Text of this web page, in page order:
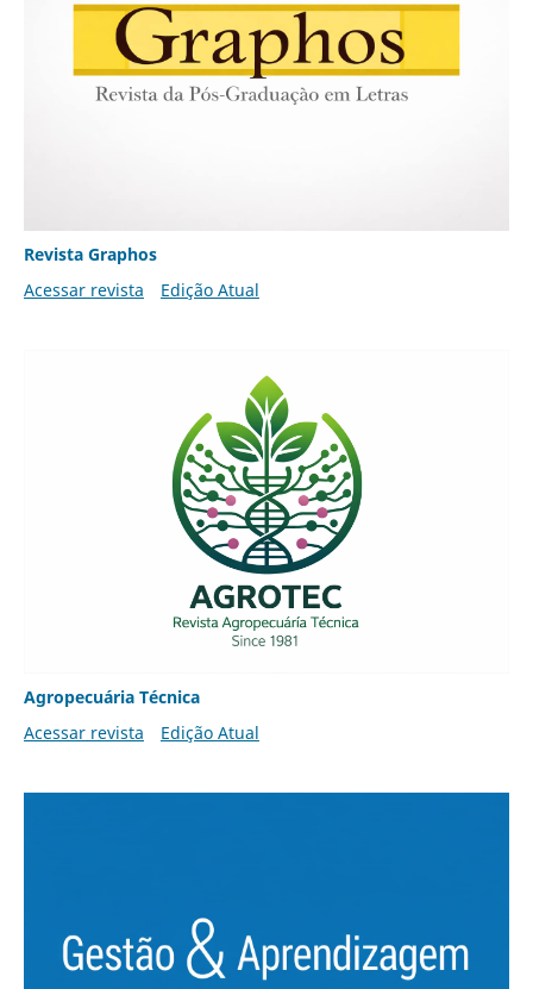
Revista Graphos
Acessar revista
Edição Atual
Agropecuária Técnica
Acessar revista
Edição Atual